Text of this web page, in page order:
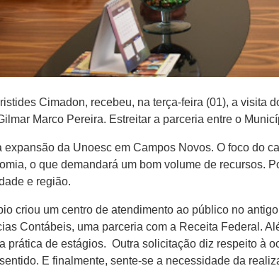
Cimadon, recebeu, na terça-feira (01), a visita
Marco Pereira. Estreitar a parceria entre o
da Unoesc em Campos Novos. O foco do
o que demandará um bom volume de recursos.
e região.
criou um centro de atendimento ao público no
Contábeis, uma parceria com a Receita Federal.
prática de estágios. Outra solicitação diz respeito à
E finalmente, sente-se a necessidade da